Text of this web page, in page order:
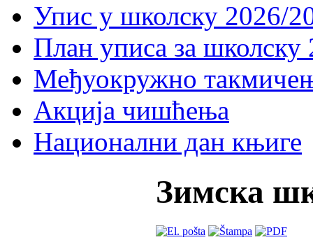
Упис у школску 2026/
План уписа за школску
Међуокружно
Акција чишћења
Национални дан књиге
Зимска